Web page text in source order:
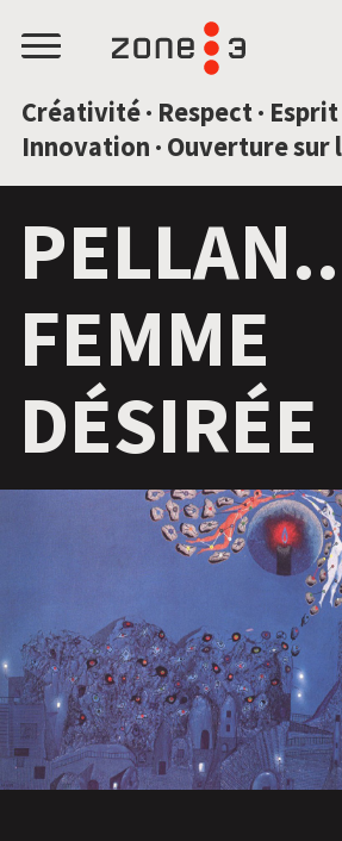
Menu
Créativité · Respect ·
Innovation · Ouverture sur
FEMME
DÉSIRÉE